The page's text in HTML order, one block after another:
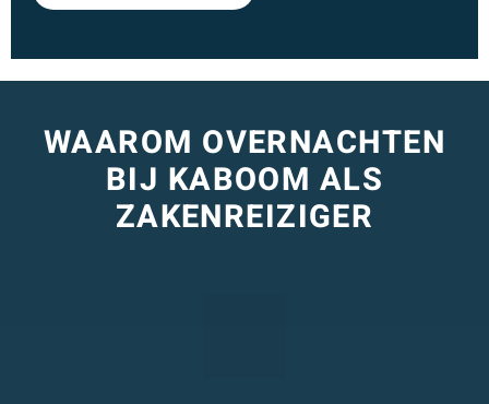
WAAROM OVERNACHTEN
BIJ KABOOM ALS
ZAKENREIZIGER